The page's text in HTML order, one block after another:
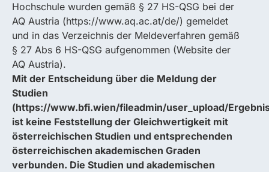
Hochschule wurden gemäß § 27 HS-QSG bei der
AQ Austria (https://www.aq.ac.at/de/) gemeldet
und in das Verzeichnis der Meldeverfahren gemäß
§ 27 Abs 6 HS-QSG aufgenommen (Website der
AQ Austria).
Mit der Entscheidung über die Meldung der
Studien
(https://www.bfi.wien/fileadmin/user_upload/
ist keine Feststellung der Gleichwertigkeit mit
österreichischen Studien und entsprechenden
österreichischen akademischen Graden
verbunden. Die Studien und akademischen